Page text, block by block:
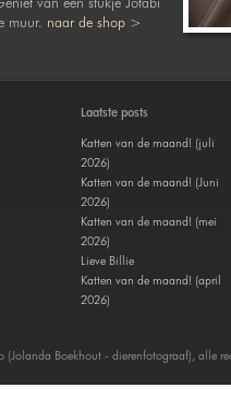
muur. naar de shop >
Laatste posts
Katten van de maand! (juli
2026)
Katten van de maand! (Juni
2026)
Katten van de maand! (mei
2026)
Lieve Billie
Katten van de maand! (april
2026)
Boekhout - dierenfotograaf), alle